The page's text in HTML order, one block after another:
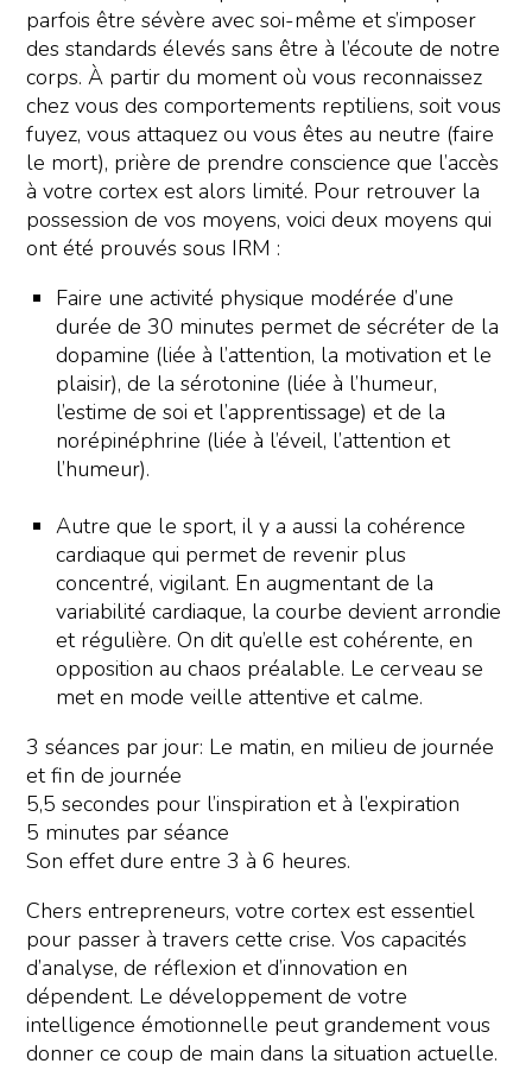
parfois être sévère avec soi-même et s’imposer
des standards élevés sans être à l’écoute de notre
corps. À partir du moment où vous reconnaissez
chez vous des comportements reptiliens, soit vous
fuyez, vous attaquez ou vous êtes au neutre (faire
le mort), prière de prendre conscience que l’accès
à votre cortex est alors limité. Pour retrouver la
possession de vos moyens, voici deux moyens qui
ont été prouvés sous IRM :
Faire une activité physique modérée d’une
durée de 30 minutes permet de sécréter de la
dopamine (liée à l’attention, la motivation et le
plaisir), de la sérotonine (liée à l’humeur,
l’estime de soi et l’apprentissage) et de la
norépinéphrine (liée à l’éveil, l’attention et
l’humeur).
Autre que le sport, il y a aussi la cohérence
cardiaque qui permet de revenir plus
concentré, vigilant. En augmentant de la
variabilité cardiaque, la courbe devient arrondie
et régulière. On dit qu’elle est cohérente, en
opposition au chaos préalable. Le cerveau se
met en mode veille attentive et calme.
3 séances par jour: Le matin, en milieu de journée
et fin de journée
5,5 secondes pour l’inspiration et à l’expiration
5 minutes par séance
Son effet dure entre 3 à 6 heures.
Chers entrepreneurs, votre cortex est essentiel
pour passer à travers cette crise. Vos capacités
d’analyse, de réflexion et d’innovation en
dépendent. Le développement de votre
intelligence émotionnelle peut grandement vous
donner ce coup de main dans la situation actuelle.